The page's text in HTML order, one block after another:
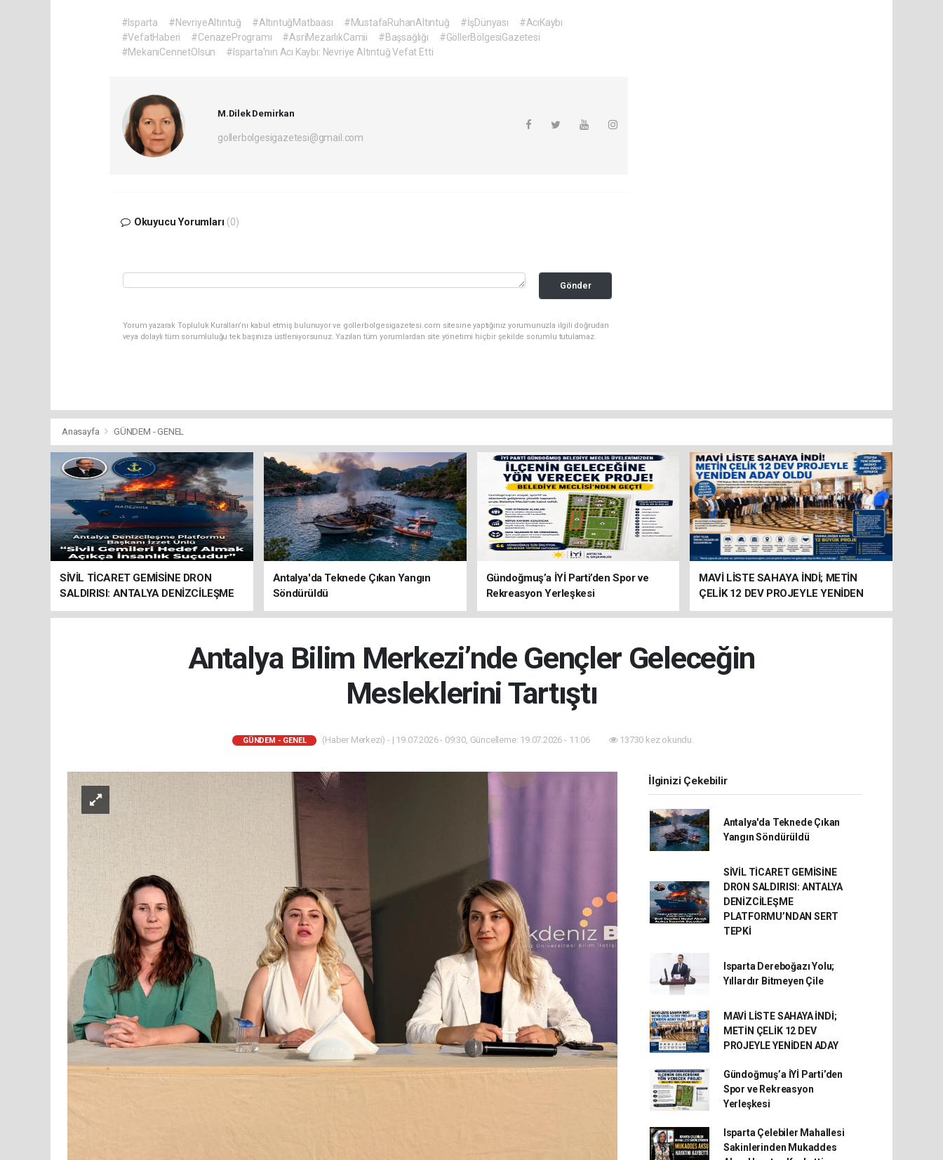
#Isparta #NevriyeAltıntuğ #AltıntuğMatbaası #MustafaRuhanAltıntuğ #İşDünyası
#AcıKaybı
#VefatHaberi
#CenazeProgramı #AsriMezarlıkCamii #Başsağlığı
#GöllerBölgesiGazetesi
#MekanıCennetOlsun
#Isparta'nın Acı Kaybı: Nevriye Altıntuğ Vefat Etti
M.Dilek Demirkan
gollerbolgesigazetesi@gmail.com
Okuyucu Yorumları (0)
Gönder
Yorum yazarak Topluluk Kuralları’nı kabul etmiş bulunuyor ve gollerbolgesigazetesi.com sitesine yaptığınız yorumunuzla ilgili doğrudan
veya dolaylı tüm sorumluluğu tek başınıza üstleniyorsunuz. Yazılan tüm yorumlardan site yönetimi hiçbir şekilde sorumlu tutulamaz.
Anasayfa GÜNDEM - GENEL
SİVİL TİCARET GEMİSİNE DRON
SALDIRISI: ANTALYA DENİZCİLEŞME
PLATFORMU’NDAN SERT TEPKİ
Antalya'da Teknede Çıkan Yangın
Söndürüldü
Gündoğmuş’a İYİ Parti’den Spor ve
Rekreasyon Yerleşkesi
MAVİ LİSTE SAHAYA İNDİ; METİN
ÇELİK 12 DEV PROJEYLE YENİDEN
ADAY
Antalya Bilim Merkezi’nde Gençler Geleceğin
Mesleklerini Tartıştı
GÜNDEM - GENEL (Haber Merkezi) - | 19.07.2026 - 09:30, Güncelleme: 19.07.2026 - 11:06 13730 kez okundu.
İlginizi Çekebilir
Antalya'da Teknede Çıkan
Yangın Söndürüldü
SİVİL TİCARET GEMİSİNE
DRON SALDIRISI: ANTALYA
DENİZCİLEŞME
PLATFORMU’NDAN SERT
TEPKİ
Isparta Dereboğazı Yolu;
Yıllardır Bitmeyen Çile
MAVİ LİSTE SAHAYA İNDİ;
METİN ÇELİK 12 DEV
PROJEYLE YENİDEN ADAY
Gündoğmuş’a İYİ Parti’den
Spor ve Rekreasyon
Yerleşkesi
Isparta Çelebiler Mahallesi
Sakinlerinden Mukaddes